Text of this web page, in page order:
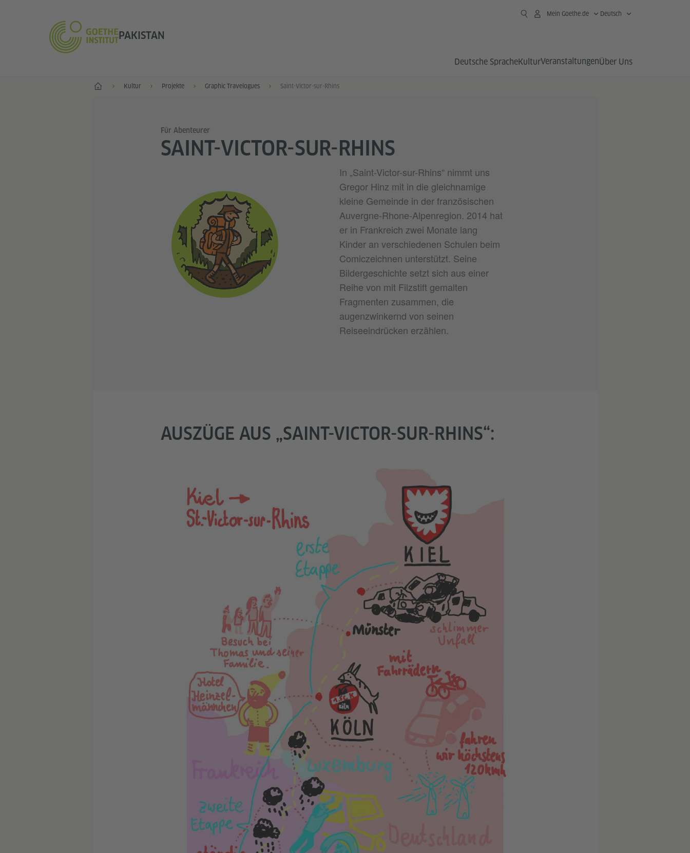
PAKISTAN
Mein Goethe.de Deutsch
Deutsche SpracheKulturVeranstaltungenÜber Uns
Start Kultur Projekte Graphic Travelogues Saint-Victor-sur-Rhins
Für Abenteurer
SAINT-VICTOR-SUR-RHINS
In „Saint-Victor-sur-Rhins“ nimmt uns
Gregor Hinz mit in die gleichnamige
kleine Gemeinde in der französischen
Auvergne-Rhone-Alpenregion. 2014 hat
er in Frankreich zwei Monate lang
Kinder an verschiedenen Schulen beim
Comiczeichnen unterstützt. Seine
Bildergeschichte setzt sich aus einer
Reihe von mit Filzstift gemalten
Fragmenten zusammen, die
augenzwinkernd von seinen
Reiseeindrücken erzählen.
AUSZÜGE AUS „SAINT-VICTOR-SUR-RHINS“: